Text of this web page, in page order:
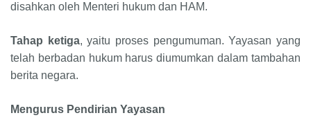
disahkan oleh Menteri hukum dan HAM.
Tahap ketiga, yaitu proses pengumuman. Yayasan yang
telah berbadan hukum harus diumumkan dalam tambahan
berita negara.
Mengurus Pendirian Yayasan